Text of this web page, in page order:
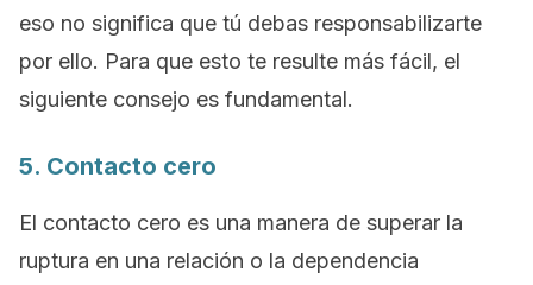
eso no significa que tú debas responsabilizarte
por ello. Para que esto te resulte más fácil, el
siguiente consejo es fundamental.
5. Contacto cero
El contacto cero es una manera de superar la
ruptura en una relación o la dependencia